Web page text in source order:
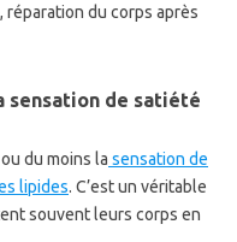
du corps après
sensation de satiété
ou du moins la sensation de
lipides. C’est un véritable
souvent leurs corps en